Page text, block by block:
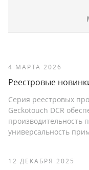
4 МАРТА 2026
Реестровые
Серия реестровых
Geckotouch DCR
производительность
универсальность
12 ДЕКАБРЯ 2025